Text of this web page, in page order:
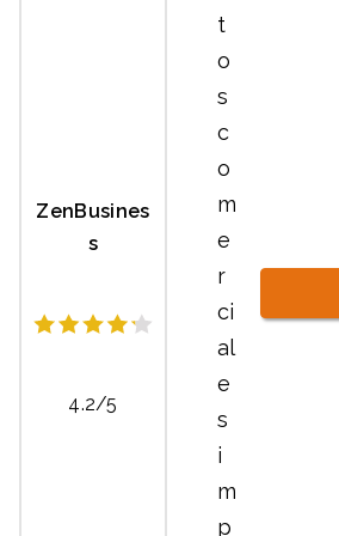
ZenBusines
s
4.2/5
t
o
s
c
o
m
e
r
ci
al
e
s
i
m
p